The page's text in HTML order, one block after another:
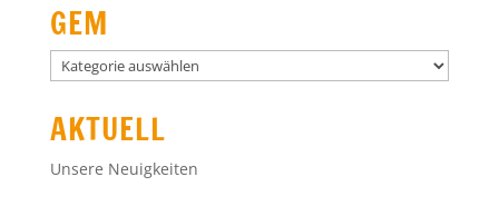
GEM
GEM
AKTUELL
Unsere Neuigkeiten